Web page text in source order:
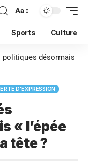
Aa
Sports Culture
politiques désormais
D'EXPRESSION
« l’épée
tête ?